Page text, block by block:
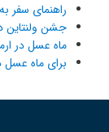
راهنمای سفر
جشن ولنتاین
ماه عسل در
برای ماه عسل